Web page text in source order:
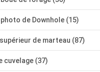
de Downhole (15)
de marteau (87)
cuvelage (37)